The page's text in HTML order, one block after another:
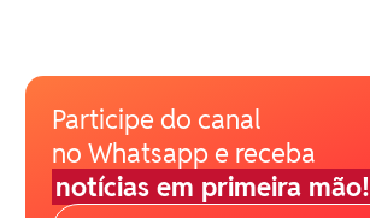
Participe do canal
no Whatsapp e receba
notícias em primeira mão!